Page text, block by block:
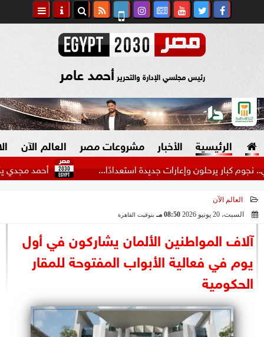
رئيس مجلسي الإدارة والتحرير أحمد عامر
الرئيسية الأخبار
السياسة
الرئاسة
البرلمان
الوزارات
الأحزاب
مشروعات مصر
صنع في مصر
العالم الآن
أحمد مجدي يكشف يرحلون وإعارات جديدة استعدادًا...
العالم الآن
السبت، 20 يونيو 2026
08:50 مـ بتوقيت القاهرة
آلاف المواطنين الألمان يشاركون في أول
يوم في فعالية الأبواب المفتوحة للمقار
الحكومية